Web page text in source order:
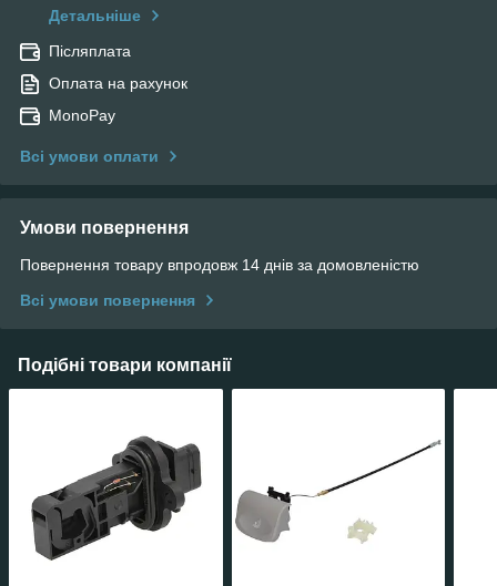
Детальніше
Післяплата
Оплата на рахунок
MonoPay
Всі умови оплати
Умови повернення
Повернення товару впродовж 14 днів за домовленістю
Всі умови повернення
Подібні товари компанії